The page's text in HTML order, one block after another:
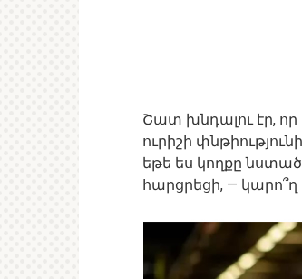
Շատ խնդալու էր,
ուրիշի
եթե ես կողքը նստած
հարցրեցի, —